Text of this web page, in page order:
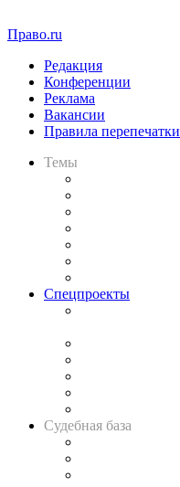
Право.ru
Редакция
Конференции
Реклама
Вакансии
Правила перепечатки
Темы
Спецпроекты
Судебная база